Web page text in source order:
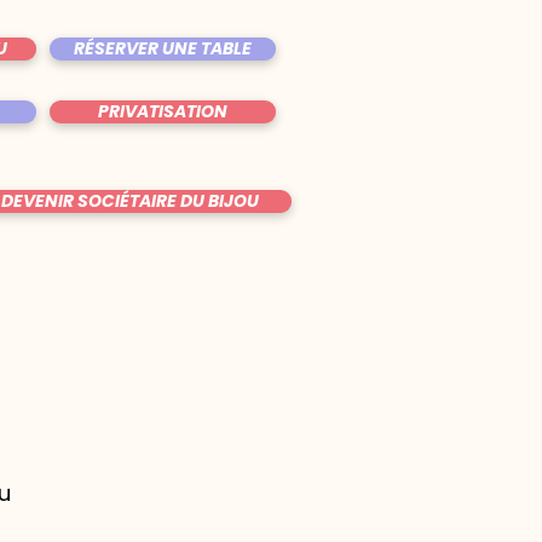
RÉSERVER UNE TABLE
PRIVATISATION
DEVENIR SOCIÉTAIRE DU BIJOU